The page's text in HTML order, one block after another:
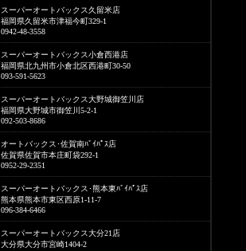
スーパーオートバックス久留米店
福岡県久留米市津福今町329-1
0942-48-3558
スーパーオートバックス小倉西港店
福岡県北九州市小倉北区西港町30-50
093-591-5623
スーパーオートバックス大野城御笠川店
福岡県大野城市御笠川5-2-1
092-503-8686
オートバックス･佐賀南ﾊﾞｲﾊﾟｽ店
佐賀県佐賀市本庄町袋292-1
0952-29-2351
スーパーオートバックス･熊本東ﾊﾞｲﾊﾟｽ店
熊本県熊本市東区西原1-11-7
096-384-6466
スーパーオートバックス大分21店
大分県大分市宮崎1404-2